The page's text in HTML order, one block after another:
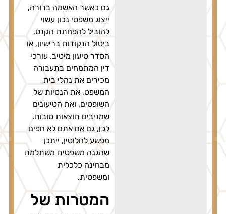
גם כאשר האשמה ברורה,
ייצוג משפטי נכון עשוי
להוביל להפחתת הקנס,
ביטול הנקודות ברישיון, או
הסדר טיעון מיטיב. עורכי
דין המתמחים בתעבורה
מכירים את נהלי בית
המשפט, את הנטיות של
השופטים, ואת הטיעונים
שמניבים תוצאות טובות.
לכן, גם אם אתם לא חפים
מפשע לחלוטין, ייתכן
שהגנה משפטית משתלמת
מבחינה כלכלית
ומשפטית.
המטרות של